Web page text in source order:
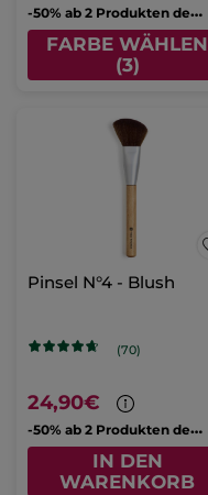
-
50% ab 2 Produkten deiner Wahl
FARBE WÄHLEN
(3)
Pinsel N°4 - Blush
(70)
24,90€
-
50% ab 2 Produkten deiner Wahl
IN DEN
WARENKORB